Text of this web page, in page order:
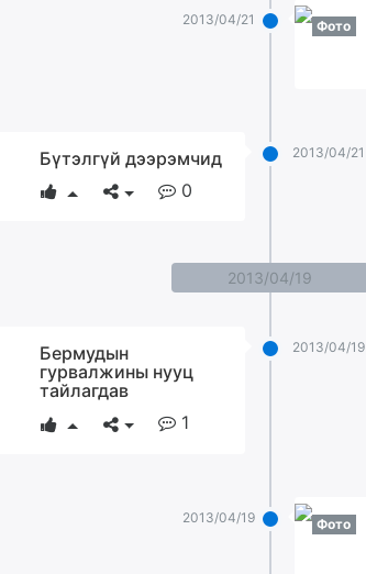
2013/04/21 Фото
2013/04/21
Бүтэлгүй дээрэмчид
0
2013/04/19
2013/04/19
Бермудын
гурвалжины нууц
тайлагдав
1
2013/04/19 Фото